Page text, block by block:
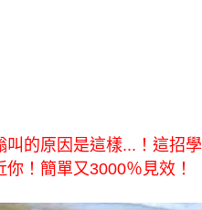
的原因是這樣...！這招學
！簡單又3000％見效！